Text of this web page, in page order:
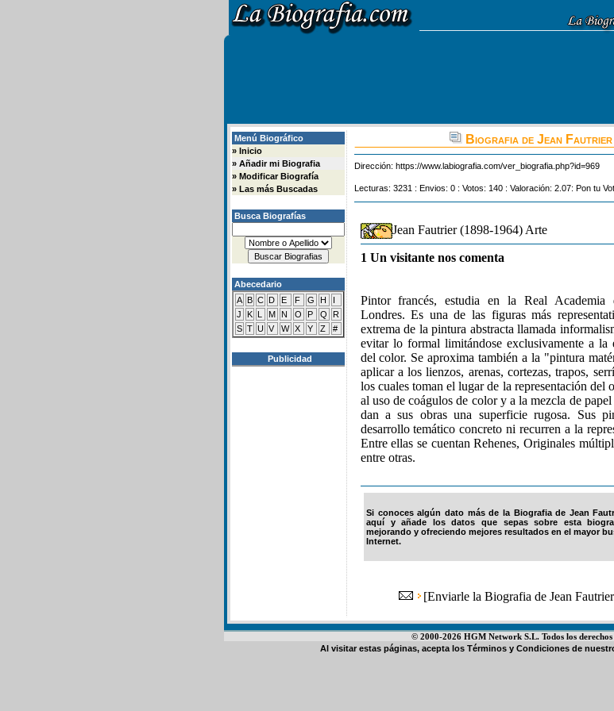
Menú Biográfico
» Inicio
» Añadir mi Biografia
» Modificar Biografía
» Las más Buscadas
Busca Biografías
Abecedario
A B C D E F G H
I
J
K L M N O P Q
R
S T U V W X Y Z #
Publicidad
Biografia de Jean Fautrier
Dirección: https://www.labiografia.com/ver_biografia.php?id=969
Lecturas: 3231 : Envios: 0 : Votos: 140 : Valoración: 2.07: Pon tu
Jean Fautrier (1898-1964) Arte
1 Un visitante nos comenta
Pintor francés, estudia en la Real
Londres. Es una de las figuras más
extrema de la pintura abstracta llamada
evitar lo formal limitándose exclusivamente a la
del color. Se aproxima también a la "pintura
aplicar a los lienzos, arenas, cortezas, trapos,
los cuales toman el lugar de la representación del
al uso de coágulos de color y a la mezcla de
dan a sus obras una superficie rugosa. Sus
desarrollo temático concreto ni recurren a la
Entre ellas se cuentan Rehenes, Originales
entre otras.
Si conoces algún dato más de la Biografia de Jean
aquí y añade los datos que sepas sobre esta
mejorando y ofreciendo mejores resultados en el mayor
Internet.
[Enviarle la Biografia de Jean
© 2000-2026 HGM Network S.L. Todos los derechos
Al visitar estas páginas, acepta los Términos y Condiciones de